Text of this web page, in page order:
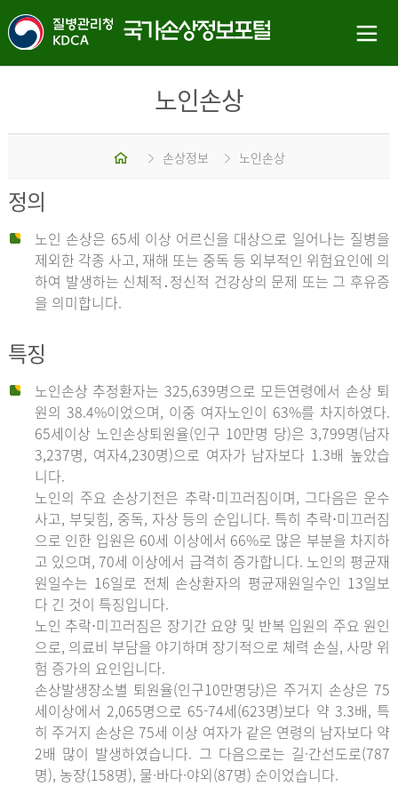
노인손상
홈 손상정보 노인손상
정의
노인 손상은 65세 이상 어르신을 대상으로 일어나는 질병을
제외한 각종 사고, 재해 또는 중독 등 외부적인 위험요인에 의
하여 발생하는 신체적․정신적 건강상의 문제 또는 그 후유증
을 의미합니다.
특징
노인손상 추정환자는 325,639명으로 모든연령에서 손상 퇴
원의 38.4%이었으며, 이중 여자노인이 63%를 차지하였다.
65세이상 노인손상퇴원율(인구 10만명 당)은 3,799명(남자
3,237명, 여자4,230명)으로 여자가 남자보다 1.3배 높았습
니다.
노인의 주요 손상기전은 추락⋅미끄러짐이며, 그다음은 운수
사고, 부딪힘, 중독, 자상 등의 순입니다. 특히 추락⋅미끄러짐
으로 인한 입원은 60세 이상에서 66%로 많은 부분을 차지하
고 있으며, 70세 이상에서 급격히 증가합니다. 노인의 평균재
원일수는 16일로 전체 손상환자의 평균재원일수인 13일보
다 긴 것이 특징입니다.
노인 추락⋅미끄러짐은 장기간 요양 및 반복 입원의 주요 원인
으로, 의료비 부담을 야기하며 장기적으로 체력 손실, 사망 위
험 증가의 요인입니다.
손상발생장소별 퇴원율(인구10만명당)은 주거지 손상은 75
세이상에서 2,065명으로 65-74세(623명)보다 약 3.3배, 특
히 주거지 손상은 75세 이상 여자가 같은 연령의 남자보다 약
2배 많이 발생하였습니다. 그 다음으로는 길·간선도로(787
명), 농장(158명), 물·바다·야외(87명) 순이었습니다.